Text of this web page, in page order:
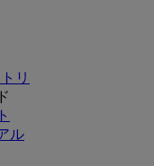
リ
ル